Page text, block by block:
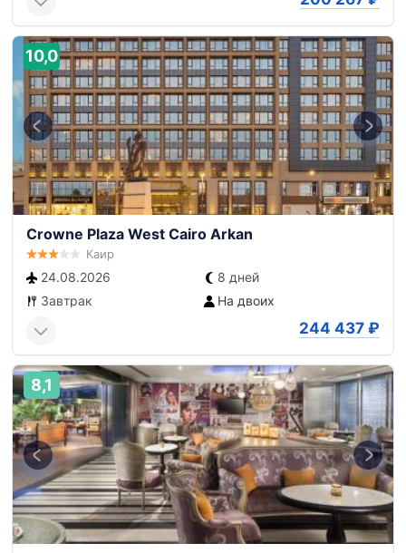
10,0
Crowne Plaza West Cairo Arkan
Каир
24.08.2026
8 дней
Завтрак
На двоих
244 437 ₽
8,1